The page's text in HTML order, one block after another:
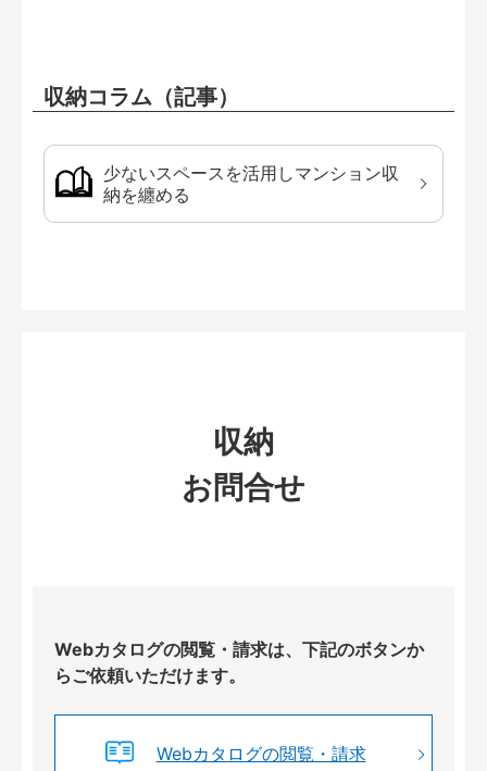
収納コラム（記事）
少ないスペースを活用しマンション収
納を纏める
収納
お問合せ
Webカタログの閲覧・請求は、下記のボタンか
らご依頼いただけます。
Webカタログの閲覧・請求